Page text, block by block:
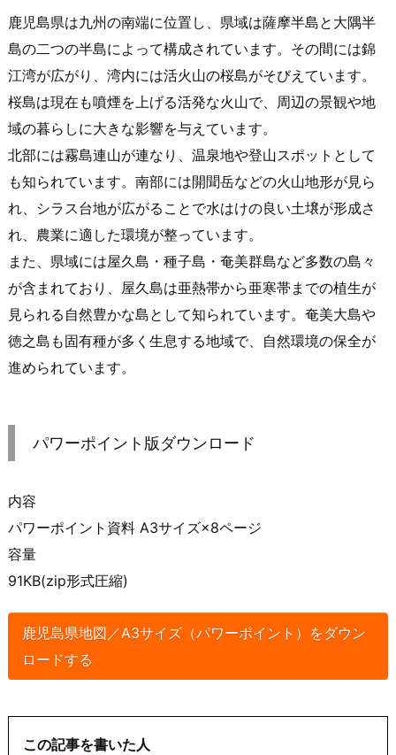
鹿児島県は九州の南端に位置し、県域は薩摩半島と大隅半
島の二つの半島によって構成されています。その間には錦
江湾が広がり、湾内には活火山の桜島がそびえています。
桜島は現在も噴煙を上げる活発な火山で、周辺の景観や地
域の暮らしに大きな影響を与えています。
北部には霧島連山が連なり、温泉地や登山スポットとして
も知られています。南部には開聞岳などの火山地形が見ら
れ、シラス台地が広がることで水はけの良い土壌が形成さ
れ、農業に適した環境が整っています。
また、県域には屋久島・種子島・奄美群島など多数の島々
が含まれており、屋久島は亜熱帯から亜寒帯までの植生が
見られる自然豊かな島として知られています。奄美大島や
徳之島も固有種が多く生息する地域で、自然環境の保全が
進められています。
パワーポイント版ダウンロード
内容
パワーポイント資料 A3サイズ×8ページ
容量
91KB(zip形式圧縮)
鹿児島県地図／A3サイズ（パワーポイント）をダウン
ロードする
この記事を書いた人